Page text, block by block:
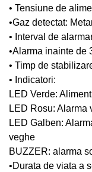
• Tensiune de
•Gaz detectat:
• Interval de
•Alarma inainte de
• Timp de
• Indicatori:
LED Verde:
LED Rosu: Alarma
LED Galben:
veghe
BUZZER: alarma
•Durata de viata a